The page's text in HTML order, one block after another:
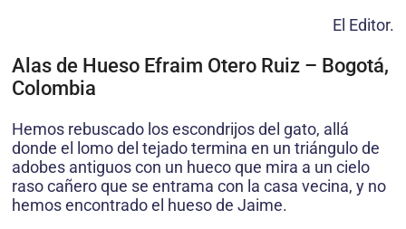
El Editor.
Alas de Hueso Efraim Otero Ruiz – Bogotá,
Colombia
Hemos rebuscado los escondrijos del gato, allá
donde el lomo del tejado termina en un triángulo de
adobes antiguos con un hueco que mira a un cielo
raso cañero que se entrama con la casa vecina, y no
hemos encontrado el hueso de Jaime.